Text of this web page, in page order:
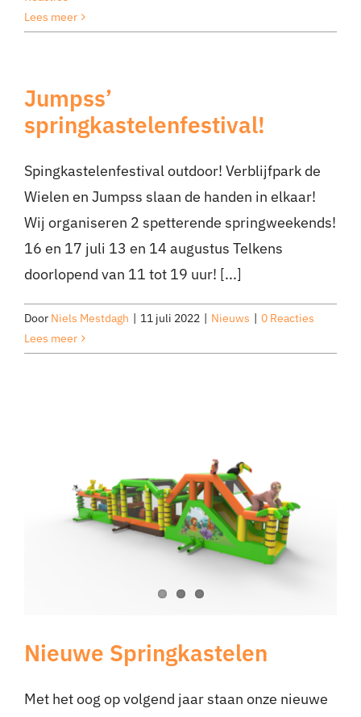
Lees meer
Jumpss’
springkastelenfestival!
Spingkastelenfestival outdoor! Verblijfpark de
Wielen en Jumpss slaan de handen in elkaar!
Wij organiseren 2 spetterende springweekends!
16 en 17 juli 13 en 14 augustus Telkens
doorlopend van 11 tot 19 uur! [...]
Door Niels Mestdagh | 11 juli 2022 | Nieuws | 0 Reacties
Lees meer
Nieuwe Springkastelen
Met het oog op volgend jaar staan onze nieuwe